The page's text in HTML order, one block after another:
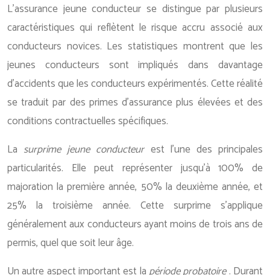
L’assurance jeune conducteur se distingue par plusieurs
caractéristiques qui reflètent le risque accru associé aux
conducteurs novices. Les statistiques montrent que les
jeunes conducteurs sont impliqués dans davantage
d’accidents que les conducteurs expérimentés. Cette réalité
se traduit par des primes d’assurance plus élevées et des
conditions contractuelles spécifiques.
La surprime jeune conducteur est l’une des principales
particularités. Elle peut représenter jusqu’à 100% de
majoration la première année, 50% la deuxième année, et
25% la troisième année. Cette surprime s’applique
généralement aux conducteurs ayant moins de trois ans de
permis, quel que soit leur âge.
Un autre aspect important est lapériode probatoire. Durant